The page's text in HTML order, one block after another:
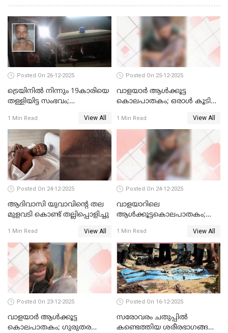
Posted On 26-12-2025
ട്രെയിനില്‍ നിന്നും 19കാരിയെ
തള്ളിയിട്ട സംഭവം;
ആശുപത്രിയിലേക്ക് മാറ്റി
1 Min Read View All
Posted On 25-12-2025
വാളയാര്‍ ആള്‍ക്കൂട്ട
കൊലപാതകം; ഒരാള്‍ കൂടി
1 Min Read View All
Posted On 24-12-2025
ആദിവാസി യുവാവിന്റെ തല
മുളവടി കൊണ്ട് തല്ലിപ്പൊളിച്ചു
1 Min Read View All
Posted On 24-12-2025
വാളയാറിലെ
ആൾക്കൂട്ടകൊലപാതകം;
വാങ്ങും
1 Min Read View All
Posted On 23-12-2025
വാളയാർ ആൾക്കൂട്ട
കൊലപാതകം; ഗുരുതര
Posted On 16-12-2025
സരോവരം ചതുപ്പിൽ
കണ്ടെത്തിയ ശരീരഭാഗങ്ങൾ